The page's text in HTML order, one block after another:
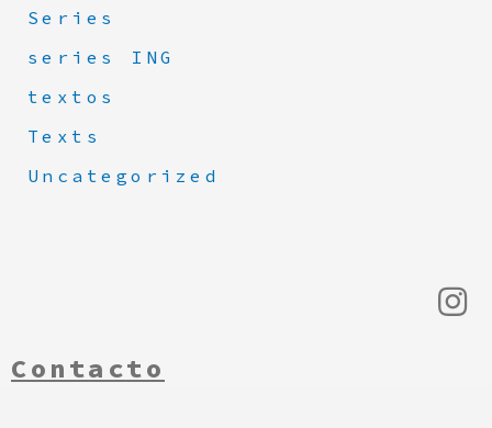
Series
series ING
textos
Texts
Uncategorized
Contacto